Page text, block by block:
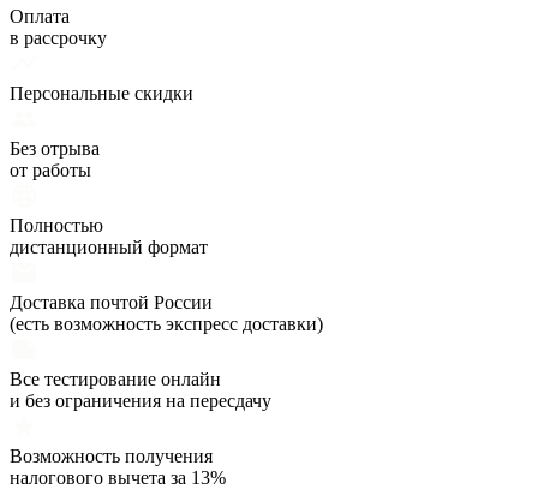
Оплата
в рассрочку
Персональные скидки
Без отрыва
от работы
Полностью
дистанционный формат
Доставка почтой России
(есть возможность экспресс доставки)
Все тестирование онлайн
и без ограничения на пересдачу
Возможность получения
налогового вычета за 13%